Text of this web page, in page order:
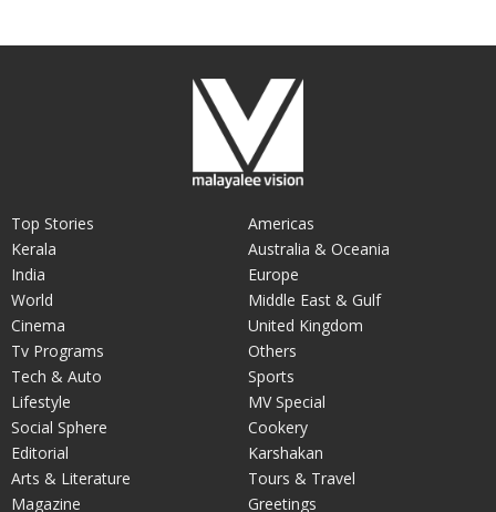
Top Stories
Kerala
India
World
Cinema
Tv Programs
Tech & Auto
Americas
Australia & Oceania
Europe
Middle East & Gulf
United Kingdom
Others
Sports
Lifestyle
Social Sphere
Editorial
Arts & Literature
Magazine
MV Special
Cookery
Karshakan
Tours & Travel
Greetings